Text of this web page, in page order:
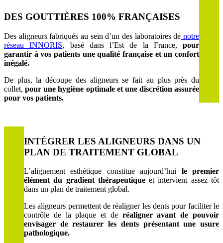
DES GOUTTIÈRES 100% FRANÇAISES
Des aligneurs fabriqués au sein d’un des laboratoires de notre
réseau INNORIS, basé dans l’Est de la France, pour
garantir à vos patients une qualité française et un confort
inégalé.
De plus, la découpe des aligneurs se fait au plus près du
collet,pour une hygiène optimale et une discrétion assurée
pour vos patients.
INTÉGRER LES ALIGNEURS DANS UN
PLAN DE TRAITEMENT GLOBAL
L’alignement esthétique constitue aujourd’hui le premier
élément du gradient thérapeutiqueet intervient assez tôt
dans un plan de traitement global.
Les aligneurs permettent de réaligner les dents pour faciliter le
contrôle de la plaque et de réaligner avant de pouvoir
envisager de restaurer les dents présentant une usure
pathologique.